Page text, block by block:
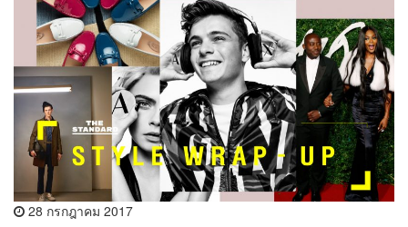
28 กรกฎาคม 2017